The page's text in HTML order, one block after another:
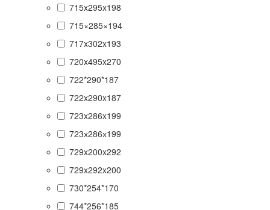
715x295x198
715×285×194
717x302x193
720x495x270
722*290*187
722x290x187
723x286x199
723х286х199
729x200x292
729x292x200
730*254*170
744*256*185